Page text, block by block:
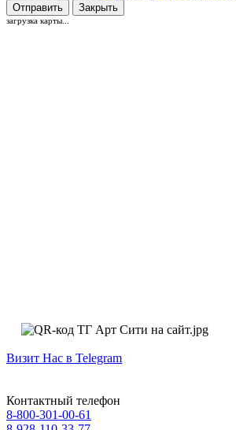
Отправить Закрыть
загрузка карты...
Визит Нас в Telegram
Контактный телефон
8-800-301-00-61